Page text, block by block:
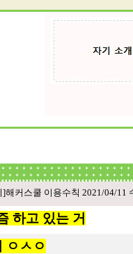
]해커스쿨 이용수칙 2021/04/11
하고 있는 거
ㅇㅅㅇ